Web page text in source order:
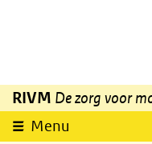
Overslaan en naar de
RIVM De zorg voor
Menu